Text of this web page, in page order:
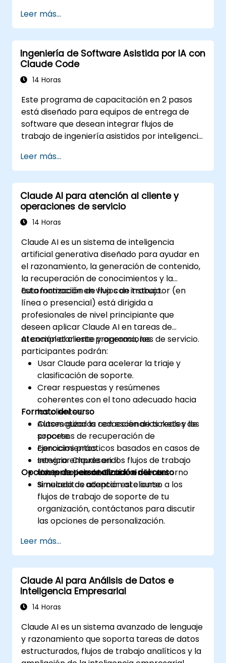
las herramientas, cómo dirigirlas mediante
prompts y cómo aplicarlas a tareas
comunes: construir un pequeño proyecto
desde cero, trabajar en una base de código
existente y revisar los resultados. El material
es independiente de la herramienta y se
herramientas similares. Este curso precede al
curso Desarrollo de IA Agéntica: Flujos de
Trabajo Avanzados.
Leer más...
Ingeniería de Software Asistida por IA con
Claude Code
14 Horas
Este programa de capacitación en 2 pasos
está diseñado para equipos de entrega de
software que desean integrar flujos de
trabajo de ingeniería asistidos por inteligencia
mediante el uso de Claude Code.
Leer más...
Claude AI para atención al cliente y
operaciones de servicio
14 Horas
Claude AI es un sistema de inteligencia
artificial generativa diseñado para ayudar en
el razonamiento, la generación de contenido,
la recuperación de conocimientos y la
automatización de flujos de trabajo.
Esta formación en vivo con instructor (en
línea o presencial) está dirigida a
profesionales de nivel principiante que
deseen aplicar Claude AI en tareas de
atención al cliente y operaciones de servicio.
Al completar este programa, los
participantes podrán:
Usar Claude para acelerar la triaje y
clasificación de soporte.
Crear respuestas y resúmenes
coherentes con el tono adecuado hacia
los clientes.
Automatizar la redacción de tickets y los
procesos de recuperación de
conocimientos.
Integrar Claude en los flujos de trabajo
existentes de atención al cliente.
Formato del curso
Clases guiadas con escenarios reales de
soporte.
Ejercicios prácticos basados en casos de
servicio empresarial.
Uso práctico de Claude en un entorno
simulado de atención al cliente.
Opciones de personalización del curso
Si necesitas adaptar este curso a los
flujos de trabajo de soporte de tu
organización, contáctanos para discutir
las opciones de personalización.
Leer más...
Claude AI para Análisis de Datos e
Inteligencia Empresarial
14 Horas
Claude AI es un sistema avanzado de lenguaje
y razonamiento que soporta tareas de datos
estructurados, flujos de trabajo analíticos y la